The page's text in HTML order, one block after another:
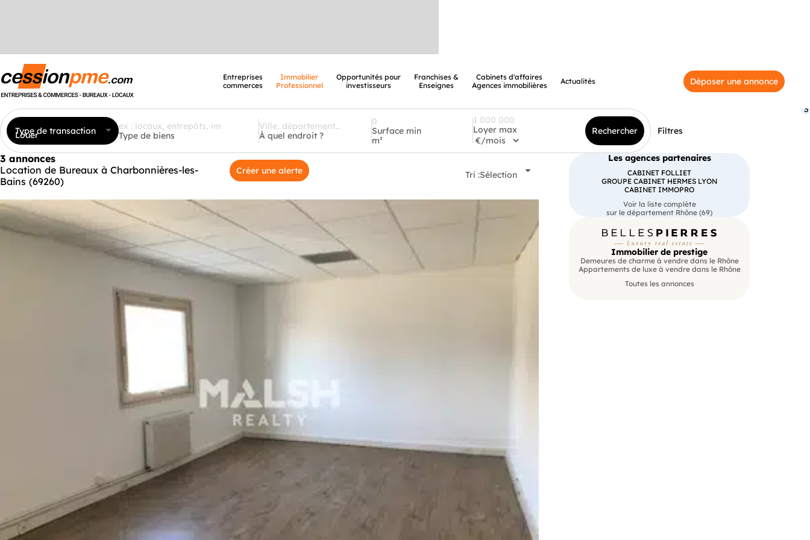
Entreprises
commerces
Immobilier
Professionnel
Opportunités pour
investisseurs
Franchises &
Enseignes
Cabinets d'affaires
Agences immobilières
Actualités Déposer une annonce
Type de transaction
Louer Type de biens À quel endroit ?
Surface min
m²
Loyer max Rechercher Filtres
3
3 annonces
Location de Bureaux à Charbonnières-les-
Bains (69260)
Créer une alerte Tri :Sélection
Les agences partenaires
CABINET FOLLIET
GROUPE CABINET HERMES LYON
CABINET IMMOPRO
Voir la liste complète
sur le département Rhône (69)
Immobilier de prestige
Demeures de charme à vendre dans le Rhône
Appartements de luxe à vendre dans le Rhône
Toutes les annonces